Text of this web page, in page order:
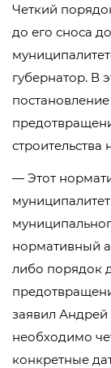
Четкий
до его сноса
губернатор. В
— Этот
нормативный
либо порядок
заявил
необходимо
конкретные